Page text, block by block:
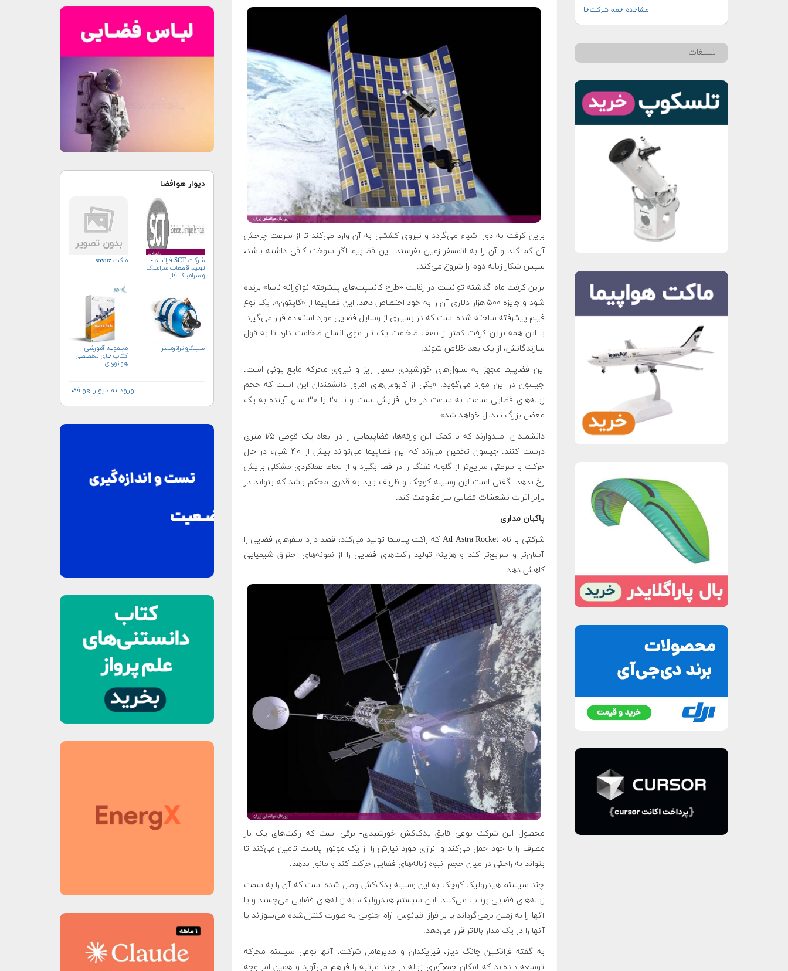
مشاهده همه شرکت‌ها
تبلیغات
برین کرفت به دور اشیاء می‌گردد و نیروی کششی به آن وارد می‌کند تا از سرعت چرخش
آن کم کند و آن را به اتمسفر زمین بفرستد. این فضاپیما اگر سوخت کافی داشته باشد،
سپس شکار زباله دوم را شروع می‌کند.
برین کرفت ماه گذشته توانست در رقابت «طرح کانسپت‌های پیشرفته نوآورانه ناسا» برنده
شود و جایزه ۵۰۰ هزار دلاری آن را به خود اختصاص دهد. این فضاپیما از «کاپتون»، یک نوع
فیلم پیشرفته ساخته شده است که در بسیاری از وسایل فضایی مورد استفاده قرار می‌گیرد.
با این همه برین کرفت کمتر از نصف ضخامت یک تار موی انسان ضخامت دارد تا به قول
سازندگانش، از یک بعد خلاص شوند.
این فضاپیما مجهز به سلول‌های خورشیدی بسیار ریز و نیروی محرکه مایع یونی است.
جیسون در این مورد می‌گوید: «یکی از کابوس‌های امروز دانشمندان این است که حجم
زباله‌های فضایی ساعت به ساعت در حال افزایش است و تا ۲۰ یا ۳۰ سال آینده به یک
معضل بزرگ تبدیل خواهد شد».
دانشمندان امیدوارند که با کمک این ورقه‌ها، فضاپیمایی را در ابعاد یک قوطی ۱/۵ متری
درست کنند. جیسون تخمین می‌زند که این فضاپیما می‌تواند بیش از ۴۰ شیء در حال
حرکت با سرعتی سریع‌تر از گلوله تفنگ را در فضا بگیرد و از لحاظ عملکردی مشکلی برایش
رخ ندهد. گفتی است این وسیله کوچک و ظریف باید به قدری محکم باشد که بتواند در
برابر اثرات تشعشات فضایی نیز مقاومت کند.
پاکبان مداری
شرکتی با نام Ad Astra Rocket که راکت پلاسما تولید می‌کند، قصد دارد سفرهای فضایی را
آسان‌تر و سریع‌تر کند و هزینه تولید راکت‌های فضایی را از نمونه‌های احتراق شیمیایی
کاهش دهد.
محصول این شرکت نوعی قایق یدک‌کش خورشیدی- برقی است که راکت‌های یک بار
مصرف را با خود حمل می‌کند و انرژی مورد نیازش را از یک موتور پلاسما تامین می‌کند تا
بتواند به راحتی در میان حجم انبوه زباله‌های فضایی حرکت کند و مانور بدهد.
چند سیستم هیدرولیک کوچک به این وسیله یدک‌کش وصل شده است که آن را به سمت
زباله‌های فضایی پرتاب می‌کنند. این سیستم هیدرولیک، به زباله‌های فضایی می‌چسبد و یا
آنها را به زمین برمی‌گرداند یا بر فراز اقیانوس آرام جنوبی به صورت کنترل‌شده می‌سوزاند یا
آنها را در یک مدار بالاتر قرار می‌دهد.
به گفته فرانکلین چانگ دیاز، فیزیکدان و مدیرعامل شرکت، آنها نوعی سیستم محرکه
توسعه داده‌اند که امکان جمع‌آوری زباله در چند مرتبه را فراهم می‌آورد و همین امر وجه
دیوار هوافضا
شرکت SCT فرانسه -
تولید قطعات سرامیک
و سرامیک فلز
ماکت soyuz
سینکرو ترانزمیتر
مجموعه آموزشی
کتاب های تخصصی
هوانوردی
ورود به دیوار هوافضا